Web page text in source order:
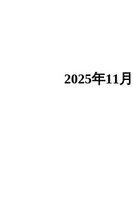
2025年11